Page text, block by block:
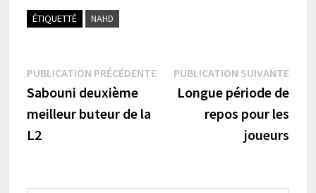
ÉTIQUETTÉ NAHD
Navigation
de
l’article
PUBLICATION PRÉCÉDENTEPublication
précédente :
Sabouni deuxième
meilleur buteur de la
L2
PUBLICATION SUIVANTE
Longue période de
repos pour les
joueurs